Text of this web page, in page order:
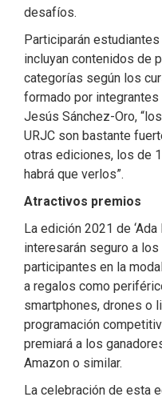
desafíos.
Participarán
incluyan contenidos de
categorías según los
formado por
Jesús Sánchez-Oro,
URJC son bastante
otras ediciones, los de
habrá que verlos”.
Atractivos premios
La edición 2021 de
interesarán seguro a
participantes en la
a regalos como
smartphones, drones o
programación
premiará a los
Amazon o similar.
La celebración de esta